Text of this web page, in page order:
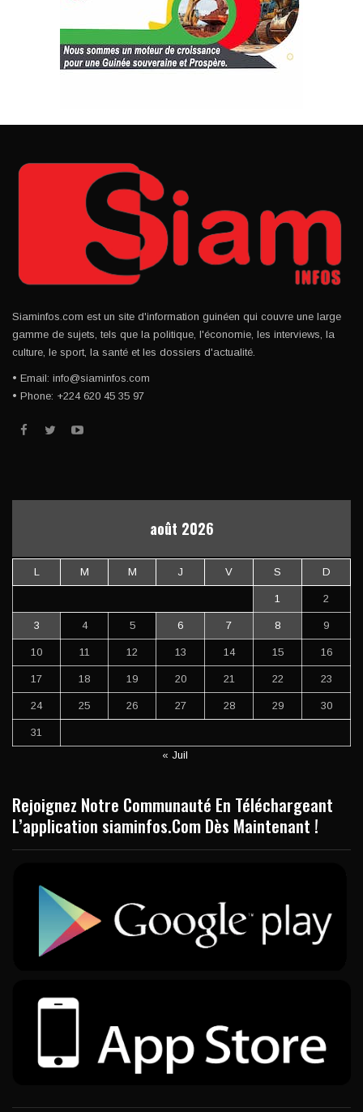
Siaminfos.com est un site d'information guinéen qui couvre une large
gamme de sujets, tels que la politique, l'économie, les interviews, la
culture, le sport, la santé et les dossiers d'actualité.
• Email: info@siaminfos.com
• Phone: +224 620 45 35 97
août 2026
L M M J V S D
1 2
3 4 5 6 7 8 9
10 11 12 13 14 15 16
17 18 19 20 21 22 23
24 25 26 27 28 29 30
31
« Juil
Rejoignez Notre Communauté En Téléchargeant
L’application siaminfos.Com Dès Maintenant !